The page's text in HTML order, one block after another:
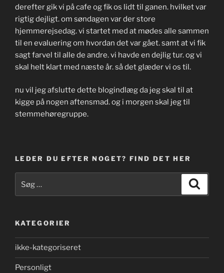
derefter gik vi på cafe og fik os lidt til ganen. hvilket var
rigtig dejligt. om søndagen var der store
hjemmerejsedag. vi startet med at mødes alle sammen
til en evaluering om hvordan det var gået. samt at vi fik
sagt farvel til alle de andre. vi havde en dejlig tur. og vi
skal helt klart med næste år. så det glæder vi os til.
nu vil jeg afslutte dette blogindlæg da jeg skal til at
kigge på nogen aftensmad. og i morgen skal jeg til
stemmehøregruppe.
LEDER DU EFTER NOGET? FIND DET HER
efter:
KATEGORIER
ikke-kategoriseret
Personligt